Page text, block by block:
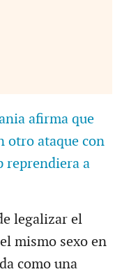
afirma que
otro ataque con
reprendiera a
legalizar el
mismo sexo en
como una